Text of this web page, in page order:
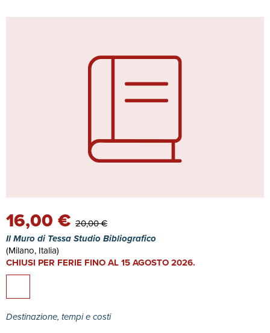
16,00 € 20,00 €
Il Muro di Tessa Studio Bibliografico
(Milano, Italia)
CHIUSI PER FERIE FINO AL 15 AGOSTO 2026.
Destinazione, tempi e costi